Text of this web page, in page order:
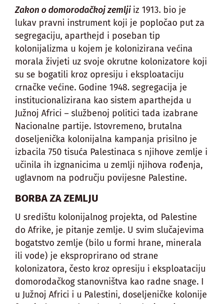
Zakon o domorodačkoj zemlji iz 1913. bio je
lukav pravni instrument koji je popločao put za
segregaciju, aparthejd i poseban tip
kolonijalizma u kojem je kolonizirana većina
morala živjeti uz svoje okrutne kolonizatore koji
su se bogatili kroz opresiju i eksploataciju
crnačke većine. Godine 1948. segregacija je
institucionalizirana kao sistem aparthejda u
Južnoj Africi – službenoj politici tada izabrane
Nacionalne partije. Istovremeno, brutalna
doseljenička kolonijalna kampanja prisilno je
izbacila 750 tisuća Palestinaca s njihove zemlje i
učinila ih izgnanicima u zemlji njihova rođenja,
uglavnom na području povijesne Palestine.
BORBA ZA ZEMLJU
U središtu kolonijalnog projekta, od Palestine
do Afrike, je pitanje zemlje. U svim slučajevima
bogatstvo zemlje (bilo u formi hrane, minerala
ili vode) je eksproprirano od strane
kolonizatora, često kroz opresiju i eksploataciju
domorodačkog stanovništva kao radne snage. I
u Južnoj Africi i u Palestini, doseljeničke kolonije